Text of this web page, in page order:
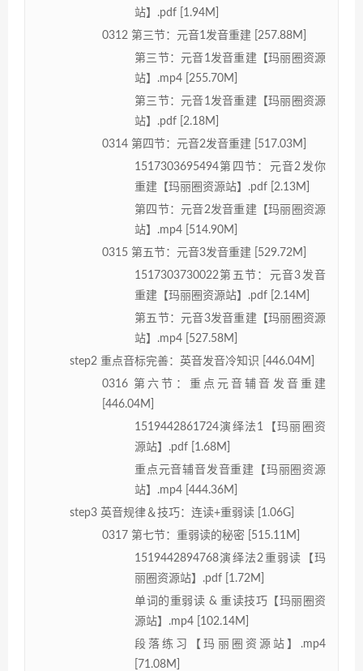
站】.pdf [1.94M]
0312 第三节：元音1发音重建 [257.88M]
第三节：元音1发音重建【玛丽圈资源
站】.mp4 [255.70M]
第三节：元音1发音重建【玛丽圈资源
站】.pdf [2.18M]
0314 第四节：元音2发音重建 [517.03M]
1517303695494第四节：元音2发你
重建【玛丽圈资源站】.pdf [2.13M]
第四节：元音2发音重建【玛丽圈资源
站】.mp4 [514.90M]
0315 第五节：元音3发音重建 [529.72M]
1517303730022第五节：元音3发音
重建【玛丽圈资源站】.pdf [2.14M]
第五节：元音3发音重建【玛丽圈资源
站】.mp4 [527.58M]
step2 重点音标完善：英音发音冷知识 [446.04M]
0316 第六节：重点元音辅音发音重建
[446.04M]
1519442861724演绎法1【玛丽圈资
源站】.pdf [1.68M]
重点元音辅音发音重建【玛丽圈资源
站】.mp4 [444.36M]
step3 英音规律＆技巧：连读+重弱读 [1.06G]
0317 第七节：重弱读的秘密 [515.11M]
1519442894768演绎法2重弱读【玛
丽圈资源站】.pdf [1.72M]
单词的重弱读 & 重读技巧【玛丽圈资
源站】.mp4 [102.14M]
段落练习【玛丽圈资源站】.mp4
[71.08M]